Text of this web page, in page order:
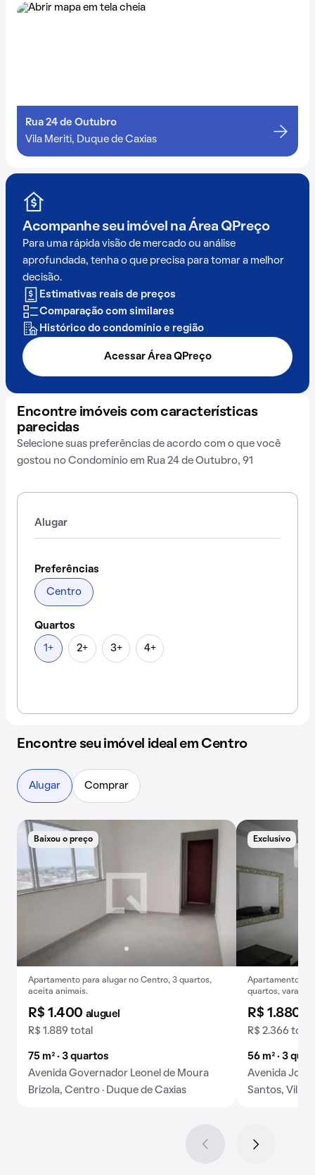
Rua 24 de Outubro
Vila Meriti, Duque de Caxias
Acompanhe seu imóvel na Área QPreço
Para uma rápida visão de mercado ou análise
aprofundada, tenha o que precisa para tomar a melhor
decisão.
Estimativas reais de preços
Comparação com similares
Histórico do condomínio e região
Acessar Área QPreço
Encontre imóveis com características
parecidas
Selecione suas preferências de acordo com o que você
gostou no Condomínio em Rua 24 de Outubro, 91
Alugar
Preferências
Centro
Quartos
1+ 2+ 3+ 4+
Encontre seu imóvel ideal em Centro
Baixou o preço
Apartamento para alugar no Centro, 3 quartos,
aceita animais.
R$ 1.400 aluguel
R$ 1.889 total
75 m² · 3 quartos
Avenida Governador Leonel de Moura
Brizola, Centro · Duque de Caxias
Exclusivo
Apartamento
quartos,
R$ 1.880
R$ 2.366 total
56 m² · 3
Avenida
Santos, Vila
Alugar Comprar